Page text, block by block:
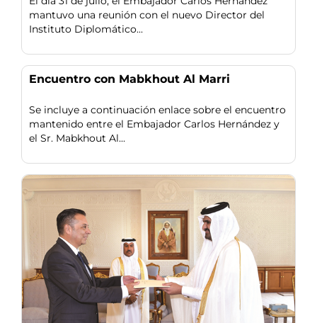
mantuvo una reunión con el nuevo Director del
Instituto Diplomático...
Encuentro con Mabkhout Al Marri
Se incluye a continuación enlace sobre el encuentro
mantenido entre el Embajador Carlos Hernández y
el Sr. Mabkhout Al...